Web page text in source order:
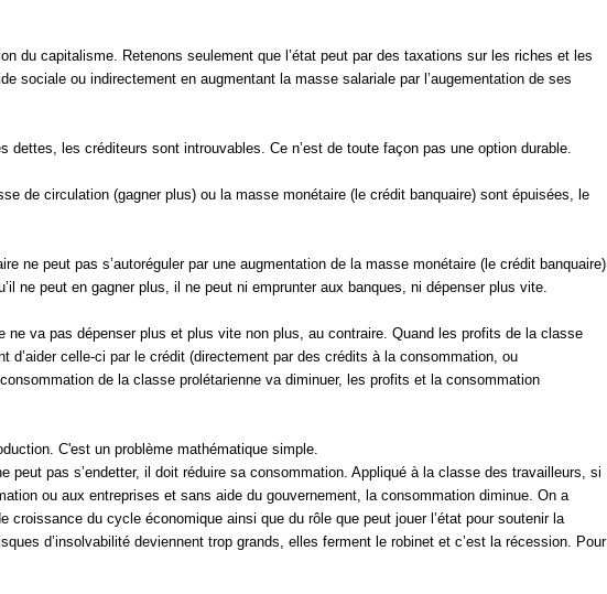
du capitalisme. Retenons seulement que l’état peut par des taxations sur les riches et les
sociale ou indirectement en augmentant la masse salariale par l’augementation de ses
les créditeurs sont introuvables. Ce n’est de toute façon pas une option durable.
de circulation (gagner plus) ou la masse monétaire (le crédit banquaire) sont épuisées, le
ne peut pas s’autoréguler par une augmentation de la masse monétaire (le crédit banquaire)
ne peut en gagner plus, il ne peut ni emprunter aux banques, ni dépenser plus vite.
va pas dépenser plus et plus vite non plus, au contraire. Quand les profits de la classe
celle-ci par le crédit (directement par des crédits à la consommation, ou
de la classe prolétarienne va diminuer, les profits et la consommation
C'est un problème mathématique simple.
pas s’endetter, il doit réduire sa consommation. Appliqué à la classe des travailleurs, si
ou aux entreprises et sans aide du gouvernement, la consommation diminue. On a
du cycle économique ainsi que du rôle que peut jouer l’état pour soutenir la
d’insolvabilité deviennent trop grands, elles ferment le robinet et c’est la récession. Pour